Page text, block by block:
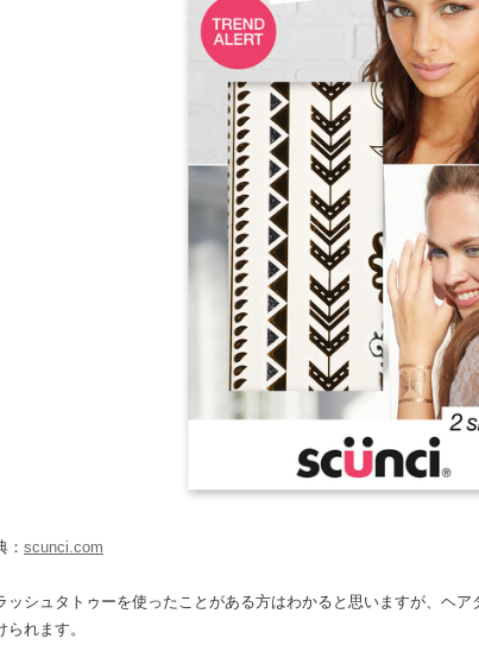
： scunci.com
ッシュタトゥーを使ったことがある方はわかると思いますが、ヘ
られます。